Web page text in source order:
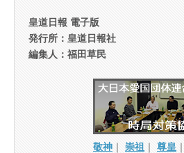
皇道日報 電子版
発行所：皇道日報社
編集人：福田草民
敬神 ｜ 崇祖 ｜ 尊皇 ｜